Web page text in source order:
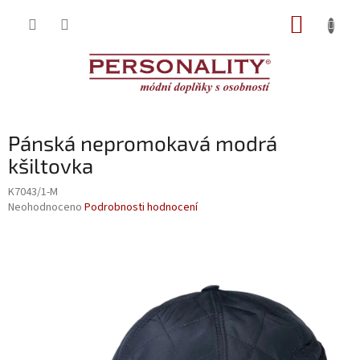
Pánská nepromokavá modrá
kšiltovka
K7043/1-M
Průměrné
Neohodnoceno Podrobnosti hodnocení